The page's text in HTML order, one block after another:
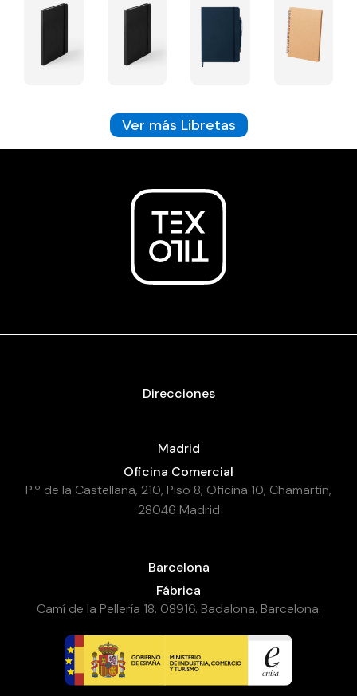
Ver más Libretas
Direcciones
Madrid
Oficina Comercial
P.º de la Castellana, 210, Piso 8, Oficina 10, Chamartín,
28046 Madrid
Barcelona
Fábrica
Camí de la Pellería 18. 08916. Badalona. Barcelona.